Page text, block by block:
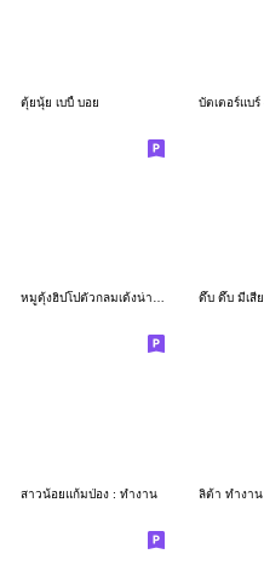
ตุ้ยนุ้ย เบบี้ บอย
หมูดุ้งฮิปโปตัวกลมเด้งน่ารัก
สาวน้อยแก้มป่อง : ทำงาน ลิต้า ทำงาน